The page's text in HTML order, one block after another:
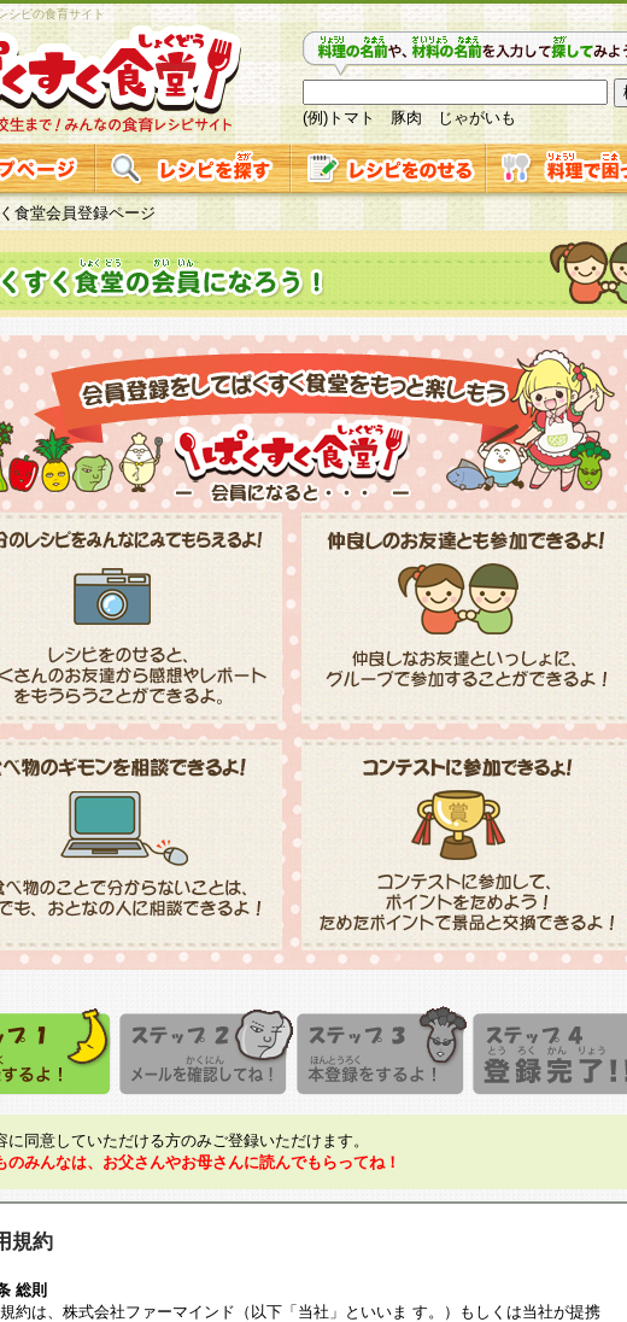
シピの食育サイト
(例)トマト 豚肉 じゃがいも
食堂会員登録ページ
に同意していただける方のみご登録いただけます。
みんなは、お父さんやお母さんに読んでもらってね！
規約
総則
約は、株式会社ファーマインド（以下「当社」といいま す。）もしくは当社が提携